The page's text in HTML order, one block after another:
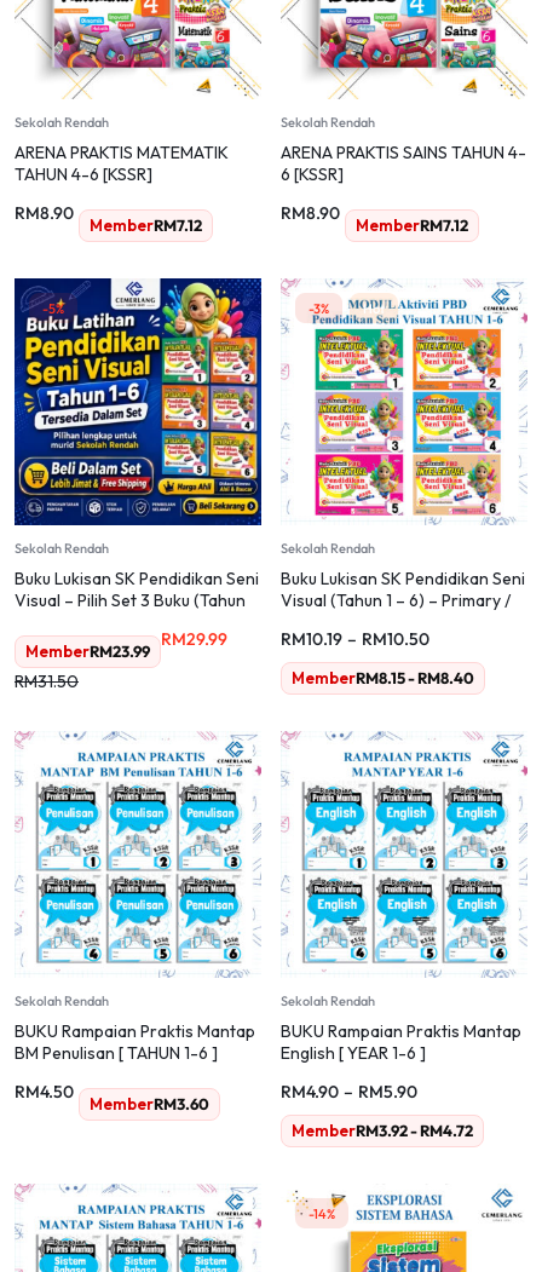
Sekolah Rendah
ARENA PRAKTIS MATEMATIK
TAHUN 4-6 [KSSR]
RM8.90
MemberRM7.12
Sekolah Rendah
ARENA PRAKTIS SAINS TAHUN 4-
6 [KSSR]
RM8.90
MemberRM7.12
-5%
Sekolah Rendah
Buku Lukisan SK Pendidikan Seni
Visual – Pilih Set 3 Buku (Tahun
RM31.50
RM29.99
MemberRM23.99
-3% Hot
Sekolah Rendah
Buku Lukisan SK Pendidikan Seni
Visual (Tahun 1 – 6) – Primary /
RM10.19 – RM10.50
MemberRM8.15-RM8.40
Sekolah Rendah
BUKU Rampaian Praktis Mantap
BM Penulisan [ TAHUN 1-6 ]
RM4.50
MemberRM3.60
Sekolah Rendah
BUKU Rampaian Praktis Mantap
English [ YEAR 1-6 ]
RM4.90 – RM5.90
MemberRM3.92-RM4.72
-14%